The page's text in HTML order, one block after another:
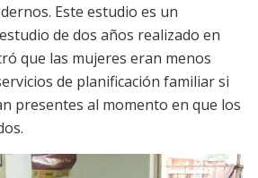
Este estudio es un
de dos años realizado en
que las mujeres eran menos
de planificación familiar si
presentes al momento en que los